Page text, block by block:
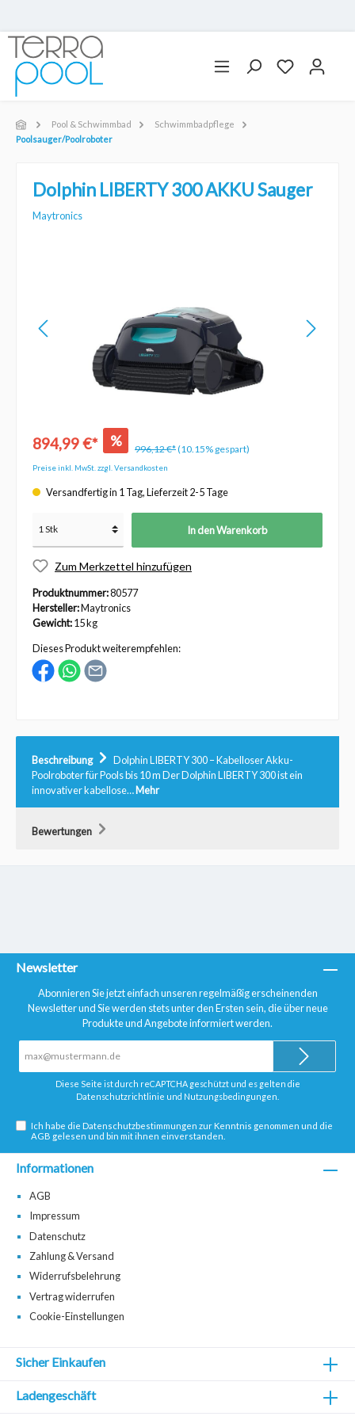
Pool & Schwimmbad
Schwimmbadpflege
Poolsauger/Poolroboter
Dolphin LIBERTY 300 AKKU Sauger
Maytronics
894,99 €* % 996,12 €*(10.15% gespart)
Preise inkl. MwSt. zzgl. Versandkosten
Versandfertig in 1 Tag, Lieferzeit 2-5 Tage
In den Warenkorb
Zum Merkzettel hinzufügen
Produktnummer:80577
Hersteller:Maytronics
Gewicht:15 kg
Dieses Produkt weiterempfehlen:
Beschreibung
Dolphin LIBERTY 300 – Kabelloser Akku-
Poolroboter für Pools bis 10 m Der Dolphin LIBERTY 300 ist ein
innovativer kabellose…Mehr
Bewertungen
Newsletter
Abonnieren Sie jetzt einfach unseren regelmäßig erscheinenden
Newsletter und Sie werden stets unter den Ersten sein, die über neue
Produkte und Angebote informiert werden.
Adresse*
Diese Seite ist durch reCAPTCHA geschützt und es gelten die
Datenschutzrichtlinie und Nutzungsbedingungen
Ich habe dieDatenschutzbestimmungen zur Kenntnis genommen und die
AGB gelesen und bin mit ihnen einverstanden.
Informationen
AGB
Impressum
Datenschutz
Zahlung & Versand
Widerrufsbelehrung
Vertrag widerrufen
Cookie-Einstellungen
Sicher Einkaufen
Ladengeschäft